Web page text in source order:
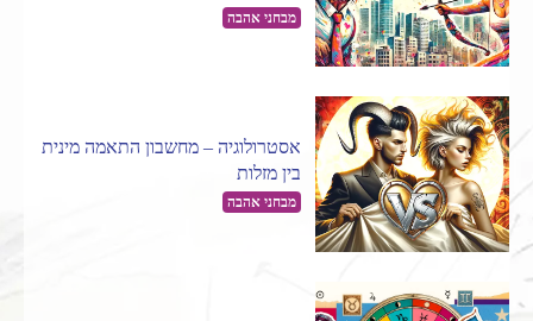
מבחני אהבה
אסטרולוגיה – מחשבון התאמה מינית
בין מזלות
מבחני אהבה